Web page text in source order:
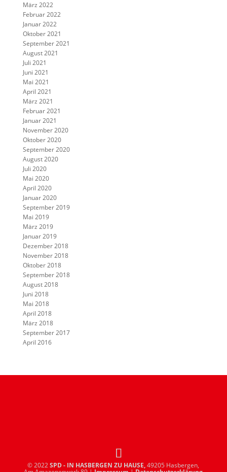
März 2022
Februar 2022
Januar 2022
Oktober 2021
September 2021
August 2021
Juli 2021
Juni 2021
Mai 2021
April 2021
März 2021
Februar 2021
Januar 2021
November 2020
Oktober 2020
September 2020
August 2020
Juli 2020
Mai 2020
April 2020
Januar 2020
September 2019
Mai 2019
März 2019
Januar 2019
Dezember 2018
November 2018
Oktober 2018
September 2018
August 2018
Juni 2018
Mai 2018
April 2018
März 2018
September 2017
April 2016
© 2022SPD - IN HASBERGEN ZU HAUSE,49205 Hasbergen,